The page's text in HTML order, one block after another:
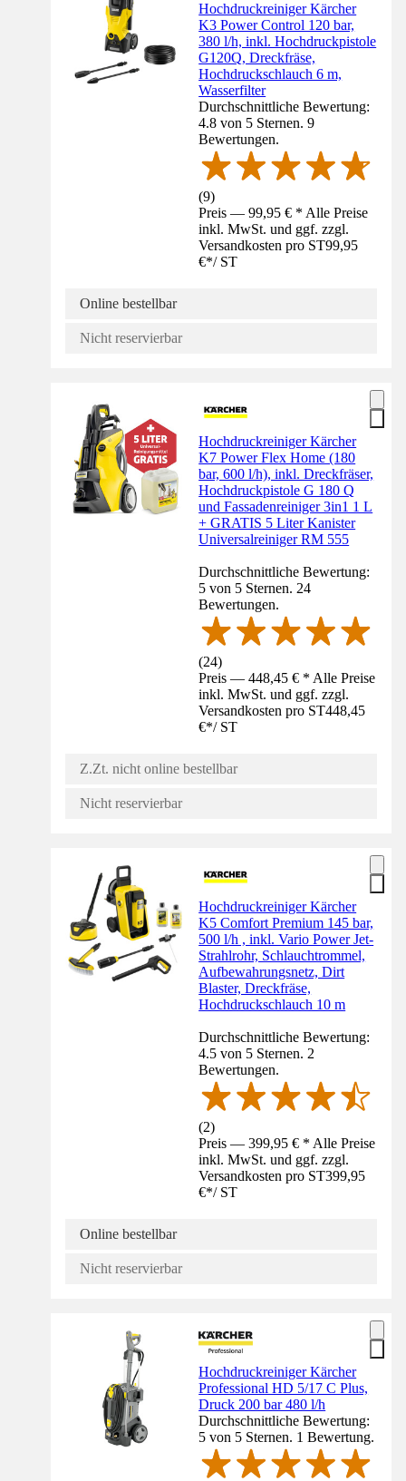
Hochdruckreiniger Kärcher
K3 Power Control 120 bar,
380 l/h, inkl. Hochdruckpistole
G120Q, Dreckfräse,
Hochdruckschlauch 6 m,
Wasserfilter
Durchschnittliche Bewertung:
4.8 von 5 Sternen. 9
Bewertungen.
(9)
Preis — 99,95 € * Alle Preise
inkl. MwSt. und ggf. zzgl.
Versandkosten pro ST99,95
€*/ ST
Online bestellbar
Nicht reservierbar
Hochdruckreiniger Kärcher
K7 Power Flex Home (180
bar, 600 l/h), inkl. Dreckfräser,
Hochdruckpistole G 180 Q
und Fassadenreiniger 3in1 1 L
+ GRATIS 5 Liter Kanister
Universalreiniger RM 555
Durchschnittliche Bewertung:
5 von 5 Sternen. 24
Bewertungen.
(24)
Preis — 448,45 € * Alle Preise
inkl. MwSt. und ggf. zzgl.
Versandkosten pro ST448,45
€*/ ST
Z.Zt. nicht online bestellbar
Nicht reservierbar
Hochdruckreiniger Kärcher
K5 Comfort Premium 145 bar,
500 l/h , inkl. Vario Power Jet-
Strahlrohr, Schlauchtrommel,
Aufbewahrungsnetz, Dirt
Blaster, Dreckfräse,
Hochdruckschlauch 10 m
Durchschnittliche Bewertung:
4.5 von 5 Sternen. 2
Bewertungen.
(2)
Preis — 399,95 € * Alle Preise
inkl. MwSt. und ggf. zzgl.
Versandkosten pro ST399,95
€*/ ST
Online bestellbar
Nicht reservierbar
Hochdruckreiniger Kärcher
Professional HD 5/17 C Plus,
Druck 200 bar 480 l/h
Durchschnittliche Bewertung:
5 von 5 Sternen. 1 Bewertung.